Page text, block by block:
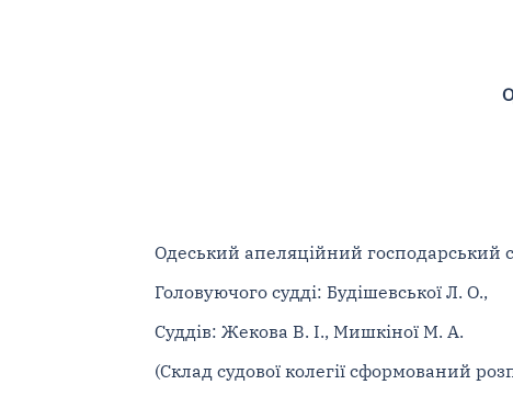
Одеський апеляційний господарський
Головуючого судді: Будішевської Л. О.,
Суддів: Жекова В. І., Мишкіної М. А.
(Склад судової колегії сформований